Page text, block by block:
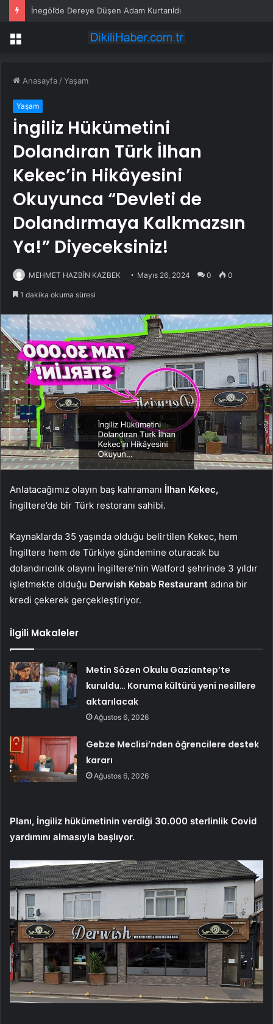
İnegöl’de Dereye Düşen Adam Kurtarıldı
Menü
Anasayfa /Yaşam
Yaşam
İngiliz Hükümetini
Dolandıran Türk İlhan
Kekec’in Hikâyesini
Okuyunca “Devleti de
Dolandırmaya Kalkmazsın
Ya!” Diyeceksiniz!
MEHMET HAZBİN KAZBEK Mayıs 26, 2024 0 0
1 dakika okuma süresi
Anlatacağımız olayın baş kahramanı İlhan Kekec,
İngiltere’de bir Türk restoranı sahibi.
Kaynaklarda 35 yaşında olduğu belirtilen Kekec, hem
İngiltere hem de Türkiye gündemine oturacak bu
dolandırıcılık olayını İngiltere’nin Watford şehrinde 3 yıldır
işletmekte olduğu Derwish Kebab Restaurant adına bir
kredi çekerek gerçekleştiriyor.
İlgili Makaleler
Metin Sözen Okulu Gaziantep’te
kuruldu… Koruma kültürü yeni nesillere
aktarılacak
Ağustos 6, 2026
Gebze Meclisi’nden öğrencilere destek
kararı
Ağustos 6, 2026
Planı, İngiliz hükümetinin verdiği 30.000 sterlinlik Covid
yardımını almasıyla başlıyor.